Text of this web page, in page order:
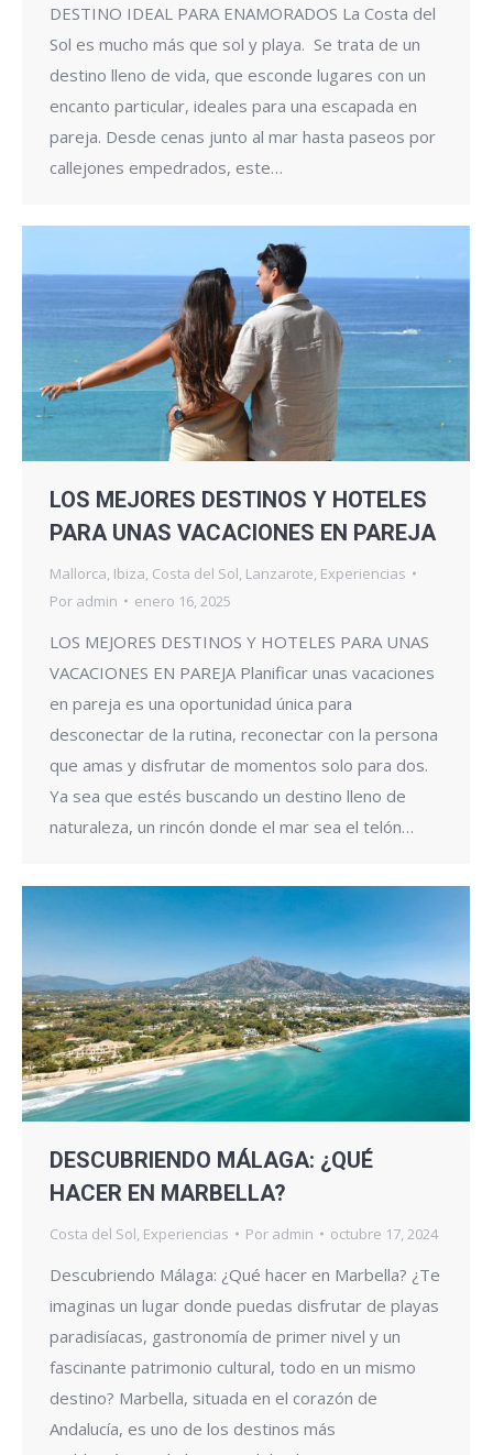
DESTINO IDEAL PARA ENAMORADOS La Costa del
Sol es mucho más que sol y playa. Se trata de un
destino lleno de vida, que esconde lugares con un
encanto particular, ideales para una escapada en
pareja. Desde cenas junto al mar hasta paseos por
callejones empedrados, este…
LOS MEJORES DESTINOS Y HOTELES
PARA UNAS VACACIONES EN PAREJA
Mallorca Ibiza Costa del Sol Lanzarote Experiencias
Por admin enero 16, 2025
LOS MEJORES DESTINOS Y HOTELES PARA UNAS
VACACIONES EN PAREJA Planificar unas vacaciones
en pareja es una oportunidad única para
desconectar de la rutina, reconectar con la persona
que amas y disfrutar de momentos solo para dos.
Ya sea que estés buscando un destino lleno de
naturaleza, un rincón donde el mar sea el telón…
DESCUBRIENDO MÁLAGA: ¿QUÉ
HACER EN MARBELLA?
Costa del Sol Experiencias Por admin octubre 17, 2024
Descubriendo Málaga: ¿Qué hacer en Marbella? ¿Te
imaginas un lugar donde puedas disfrutar de playas
paradisíacas, gastronomía de primer nivel y un
fascinante patrimonio cultural, todo en un mismo
destino? Marbella, situada en el corazón de
Andalucía, es uno de los destinos más